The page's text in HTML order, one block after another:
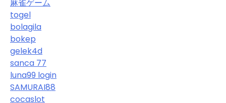
麻雀ゲーム
togel
bolagila
bokep
gelek4d
sanca 77
luna99 login
SAMURAI88
cocaslot